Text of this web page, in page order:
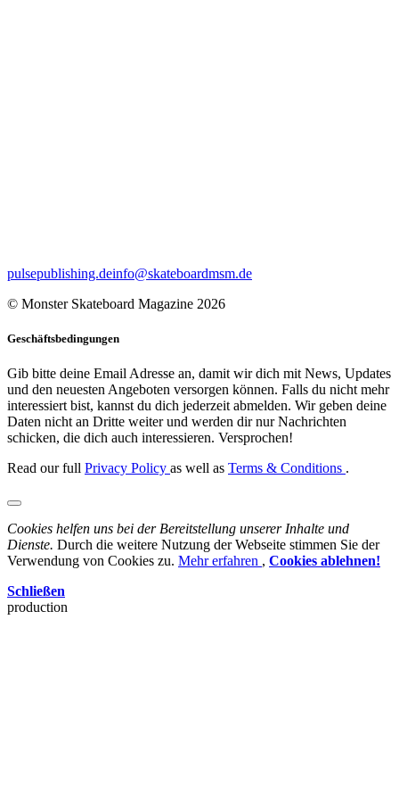
pulsepublishing.deinfo@skateboardmsm.de
© Monster Skateboard Magazine 2026
Geschäftsbedingungen
Gib bitte deine Email Adresse an, damit wir dich mit News, Updates
und den neuesten Angeboten versorgen können. Falls du nicht mehr
interessiert bist, kannst du dich jederzeit abmelden. Wir geben deine
Daten nicht an Dritte weiter und werden dir nur Nachrichten
schicken, die dich auch interessieren. Versprochen!
Read our full Privacy Policy as well as Terms & Conditions .
Cookies helfen uns bei der Bereitstellung unserer Inhalte und
Dienste. Durch die weitere Nutzung der Webseite stimmen Sie der
Verwendung von Cookies zu. Mehr erfahren , Cookies ablehnen!
Schließen
production